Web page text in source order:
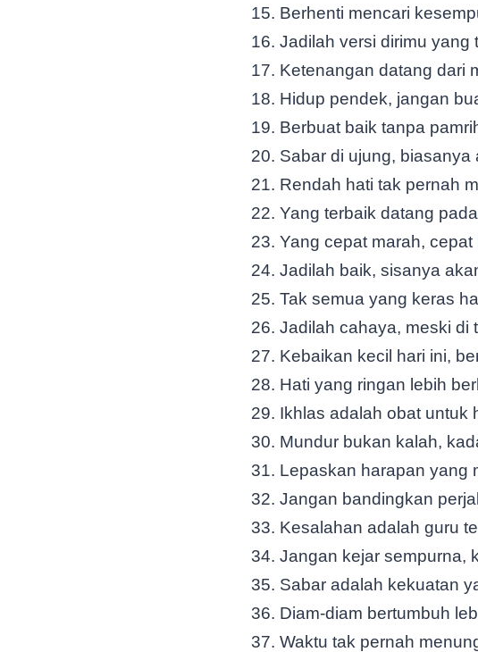
Berhenti mencari
Jadilah versi dirimu yang
Ketenangan datang dari
Hidup pendek, jangan
Berbuat baik tanpa
Sabar di ujung, biasanya
Rendah hati tak pernah
Yang terbaik datang
Yang cepat marah,
Jadilah baik, sisanya
Tak semua yang keras
Jadilah cahaya, meski di
Kebaikan kecil hari ini,
Hati yang ringan lebih
Ikhlas adalah obat untuk
Mundur bukan kalah,
Lepaskan harapan yang
Jangan bandingkan
Kesalahan adalah guru
Jangan kejar sempurna,
Sabar adalah kekuatan
Diam-diam bertumbuh
Waktu tak pernah